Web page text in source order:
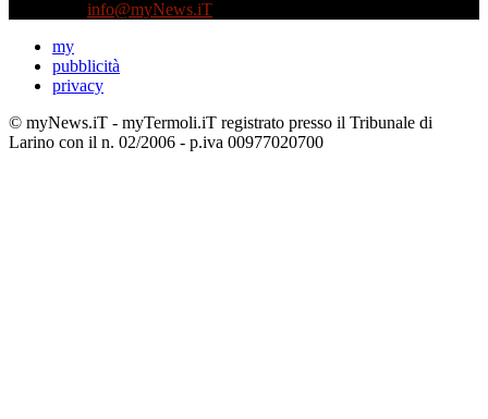
info@myNews.iT
my
pubblicità
privacy
© myNews.iT - myTermoli.iT registrato presso il Tribunale di
Larino con il n. 02/2006 - p.iva 00977020700